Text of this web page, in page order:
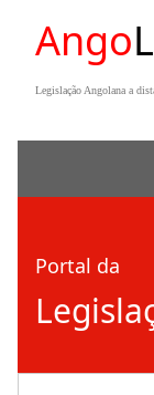
Ango
Legislação Angolana a
Portal da